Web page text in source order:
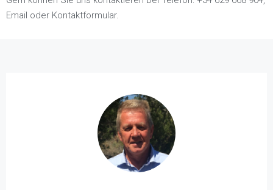
Email oder Kontaktformular.